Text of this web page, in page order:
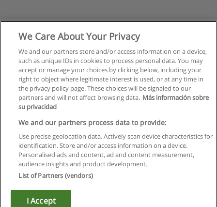
Правила пользования
Конфиденциальность информации
Напишите Educaedu
Copyright © Educaedu Business S.L. - CIF : B-95610580: -
We Care About Your Privacy
We and our partners store and/or access information on a device,
such as unique IDs in cookies to process personal data. You may
accept or manage your choices by clicking below, including your
right to object where legitimate interest is used, or at any time in
the privacy policy page. These choices will be signaled to our
partners and will not affect browsing data. Más información sobre
su privacidad
We and our partners process data to provide:
Use precise geolocation data. Actively scan device characteristics for
identification. Store and/or access information on a device.
Personalised ads and content, ad and content measurement,
audience insights and product development.
List of Partners (vendors)
I Accept